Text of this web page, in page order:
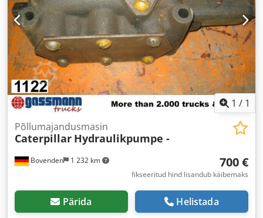
1 / 1
Bovenden 1 232 km
Põllumajandusmasin
Caterpillar Hydraulikpumpe -
700 €
fikseeritud hind lisandub käibemaks
Pärida Helistada